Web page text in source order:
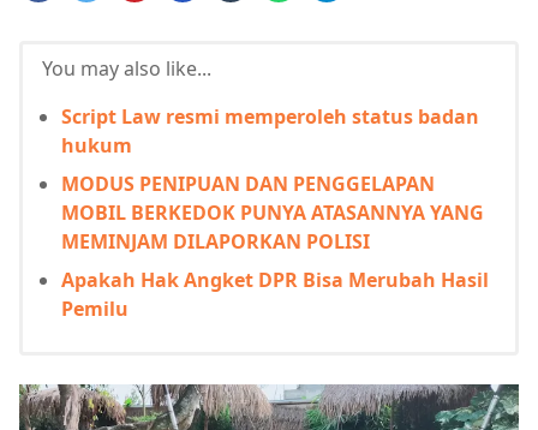
You may also like...
Script Law resmi memperoleh status badan
hukum
MODUS PENIPUAN DAN PENGGELAPAN
MOBIL BERKEDOK PUNYA ATASANNYA YANG
MEMINJAM DILAPORKAN POLISI
Apakah Hak Angket DPR Bisa Merubah Hasil
Pemilu